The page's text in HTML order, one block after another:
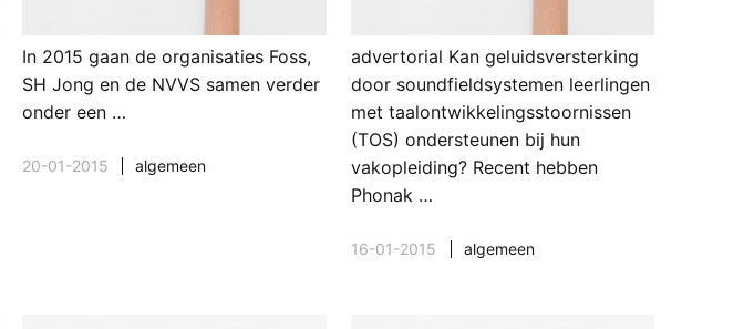
In 2015 gaan de organisaties Foss,
SH Jong en de NVVS samen verder
onder een …
20-01-2015 algemeen
advertorial Kan geluidsversterking
door soundfieldsystemen leerlingen
met taalontwikkelingsstoornissen
(TOS) ondersteunen bij hun
vakopleiding? Recent hebben
Phonak …
16-01-2015 algemeen